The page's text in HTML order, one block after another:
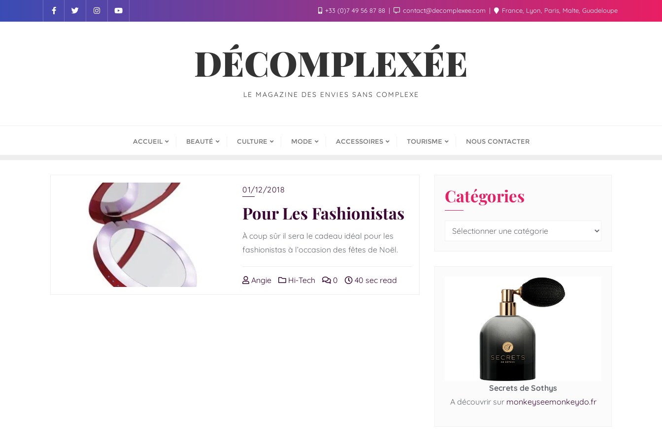
+33 (0)7 49 56 87 88 contact@decomplexee.com France, Lyon, Paris, Malte, Guadeloupe
DÉCOMPLEXÉE
LE MAGAZINE DES ENVIES SANS COMPLEXE
ACCUEIL BEAUTÉ CULTURE MODE ACCESSOIRES TOURISME NOUS CONTACTER
01/12/2018
Pour Les Fashionistas
À coup sûr il sera le cadeau idéal pour les
fashionistas à l’occasion des fêtes de Noël.
Angie Hi-Tech 0 40 sec read
Catégories
Secrets de Sothys
A découvrir sur monkeyseemonkeydo.fr